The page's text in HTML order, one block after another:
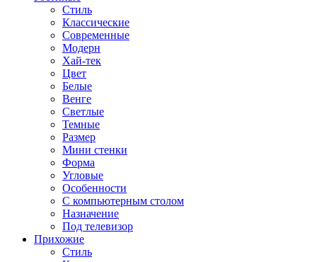
Стиль
Классические
Современные
Модерн
Хай-тек
Цвет
Белые
Венге
Светлые
Темные
Размер
Мини стенки
Форма
Угловые
Особенности
С компьютерным столом
Назначение
Под телевизор
Прихожие
Стиль